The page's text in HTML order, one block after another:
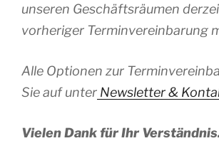
unseren Geschäftsräumen
vorheriger Terminvereinbarung
Alle Optionen zur
Sie auf unter Newsletter &
Vielen Dank für Ihr